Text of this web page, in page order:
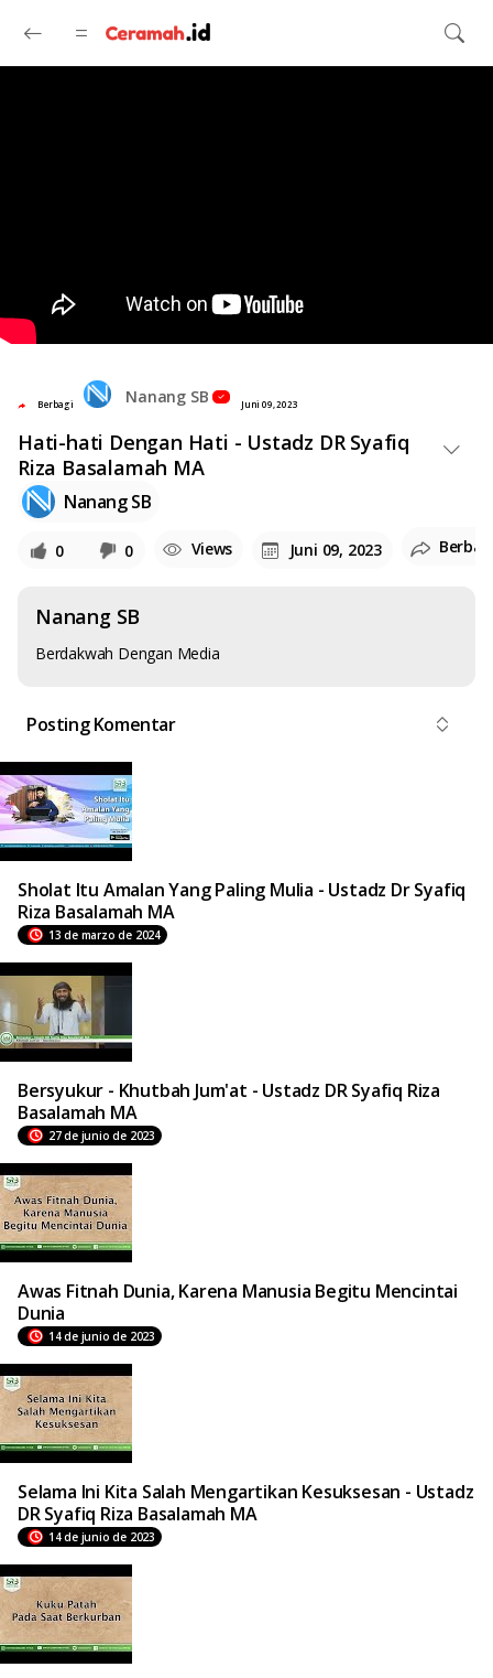
Langsung ke konten utama
Berbagi Nanang SB Juni 09, 2023
Hati-hati Dengan Hati - Ustadz DR Syafiq
Riza Basalamah MA
Nanang SB
0 0 Views Juni 09, 2023
Nanang SB
Berdakwah Dengan Media
Posting Komentar
Sholat Itu Amalan Yang Paling Mulia - Ustadz Dr Syafiq
Riza Basalamah MA
13 de marzo de 2024
Bersyukur - Khutbah Jum'at - Ustadz DR Syafiq Riza
Basalamah MA
27 de junio de 2023
Awas Fitnah Dunia, Karena Manusia Begitu Mencintai
Dunia
14 de junio de 2023
Selama Ini Kita Salah Mengartikan Kesuksesan - Ustadz
DR Syafiq Riza Basalamah MA
14 de junio de 2023